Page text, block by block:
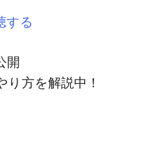
する
開
方を解説中！